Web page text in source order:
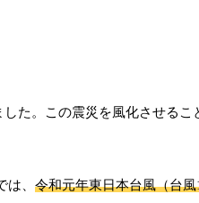
た。この震災を風化させるこ
、 令和元年東日本台風（台